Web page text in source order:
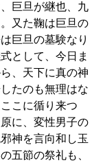
巨旦が継也、九
又た鞠は巨旦の
巨旦の墓験なり
として、今日ま
、天下に真の神
たのも無理はな
こに循り来つ
に、変性男子の
神を言向和し玉
五節の祭礼も、